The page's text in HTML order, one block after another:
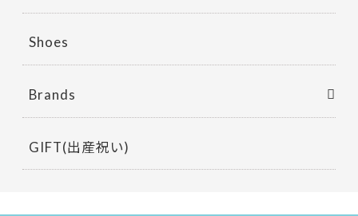
Shoes
Brands
GIFT(出産祝い)